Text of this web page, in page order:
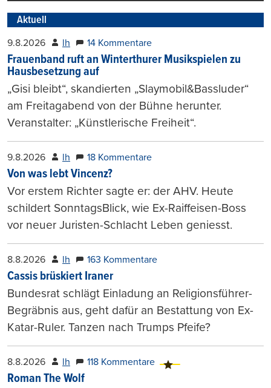
Aktuell
9.8.2026 lh 14 Kommentare
Frauenband ruft an Winterthurer Musikspielen zu
Hausbesetzung auf
„Gisi bleibt“, skandierten „Slaymobil&Bassluder“
am Freitagabend von der Bühne herunter.
Veranstalter: „Künstlerische Freiheit“.
9.8.2026 lh 18 Kommentare
Von was lebt Vincenz?
Vor erstem Richter sagte er: der AHV. Heute
schildert SonntagsBlick, wie Ex-Raiffeisen-Boss
vor neuer Juristen-Schlacht Leben geniesst.
8.8.2026 lh 163 Kommentare
Cassis brüskiert Iraner
Bundesrat schlägt Einladung an Religionsführer-
Begräbnis aus, geht dafür an Bestattung von Ex-
Katar-Ruler. Tanzen nach Trumps Pfeife?
8.8.2026 lh 118 Kommentare
Roman The Wolf